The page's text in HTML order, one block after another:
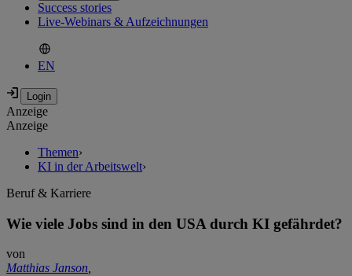
Success stories
Live-Webinars & Aufzeichnungen
EN
Anzeige
Anzeige
Themen›
KI in der Arbeitswelt›
Beruf & Karriere
Wie viele Jobs sind in den USA durch KI gefährdet?
von
Matthias Janson,